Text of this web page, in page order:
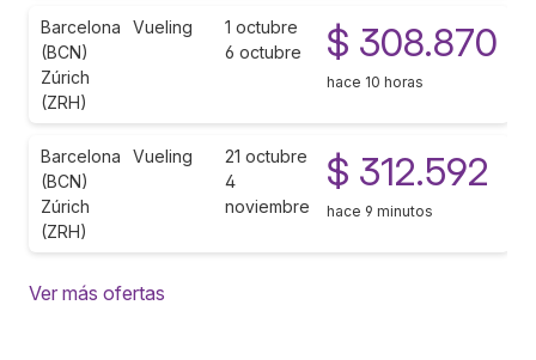
Barcelona
(BCN)
Zúrich
(ZRH)
Vueling
1 octubre
6 octubre
$ 308.870
hace 10 horas
Barcelona
(BCN)
Zúrich
(ZRH)
Vueling
21 octubre
4
noviembre
$ 312.592
hace 9 minutos
Ver más ofertas